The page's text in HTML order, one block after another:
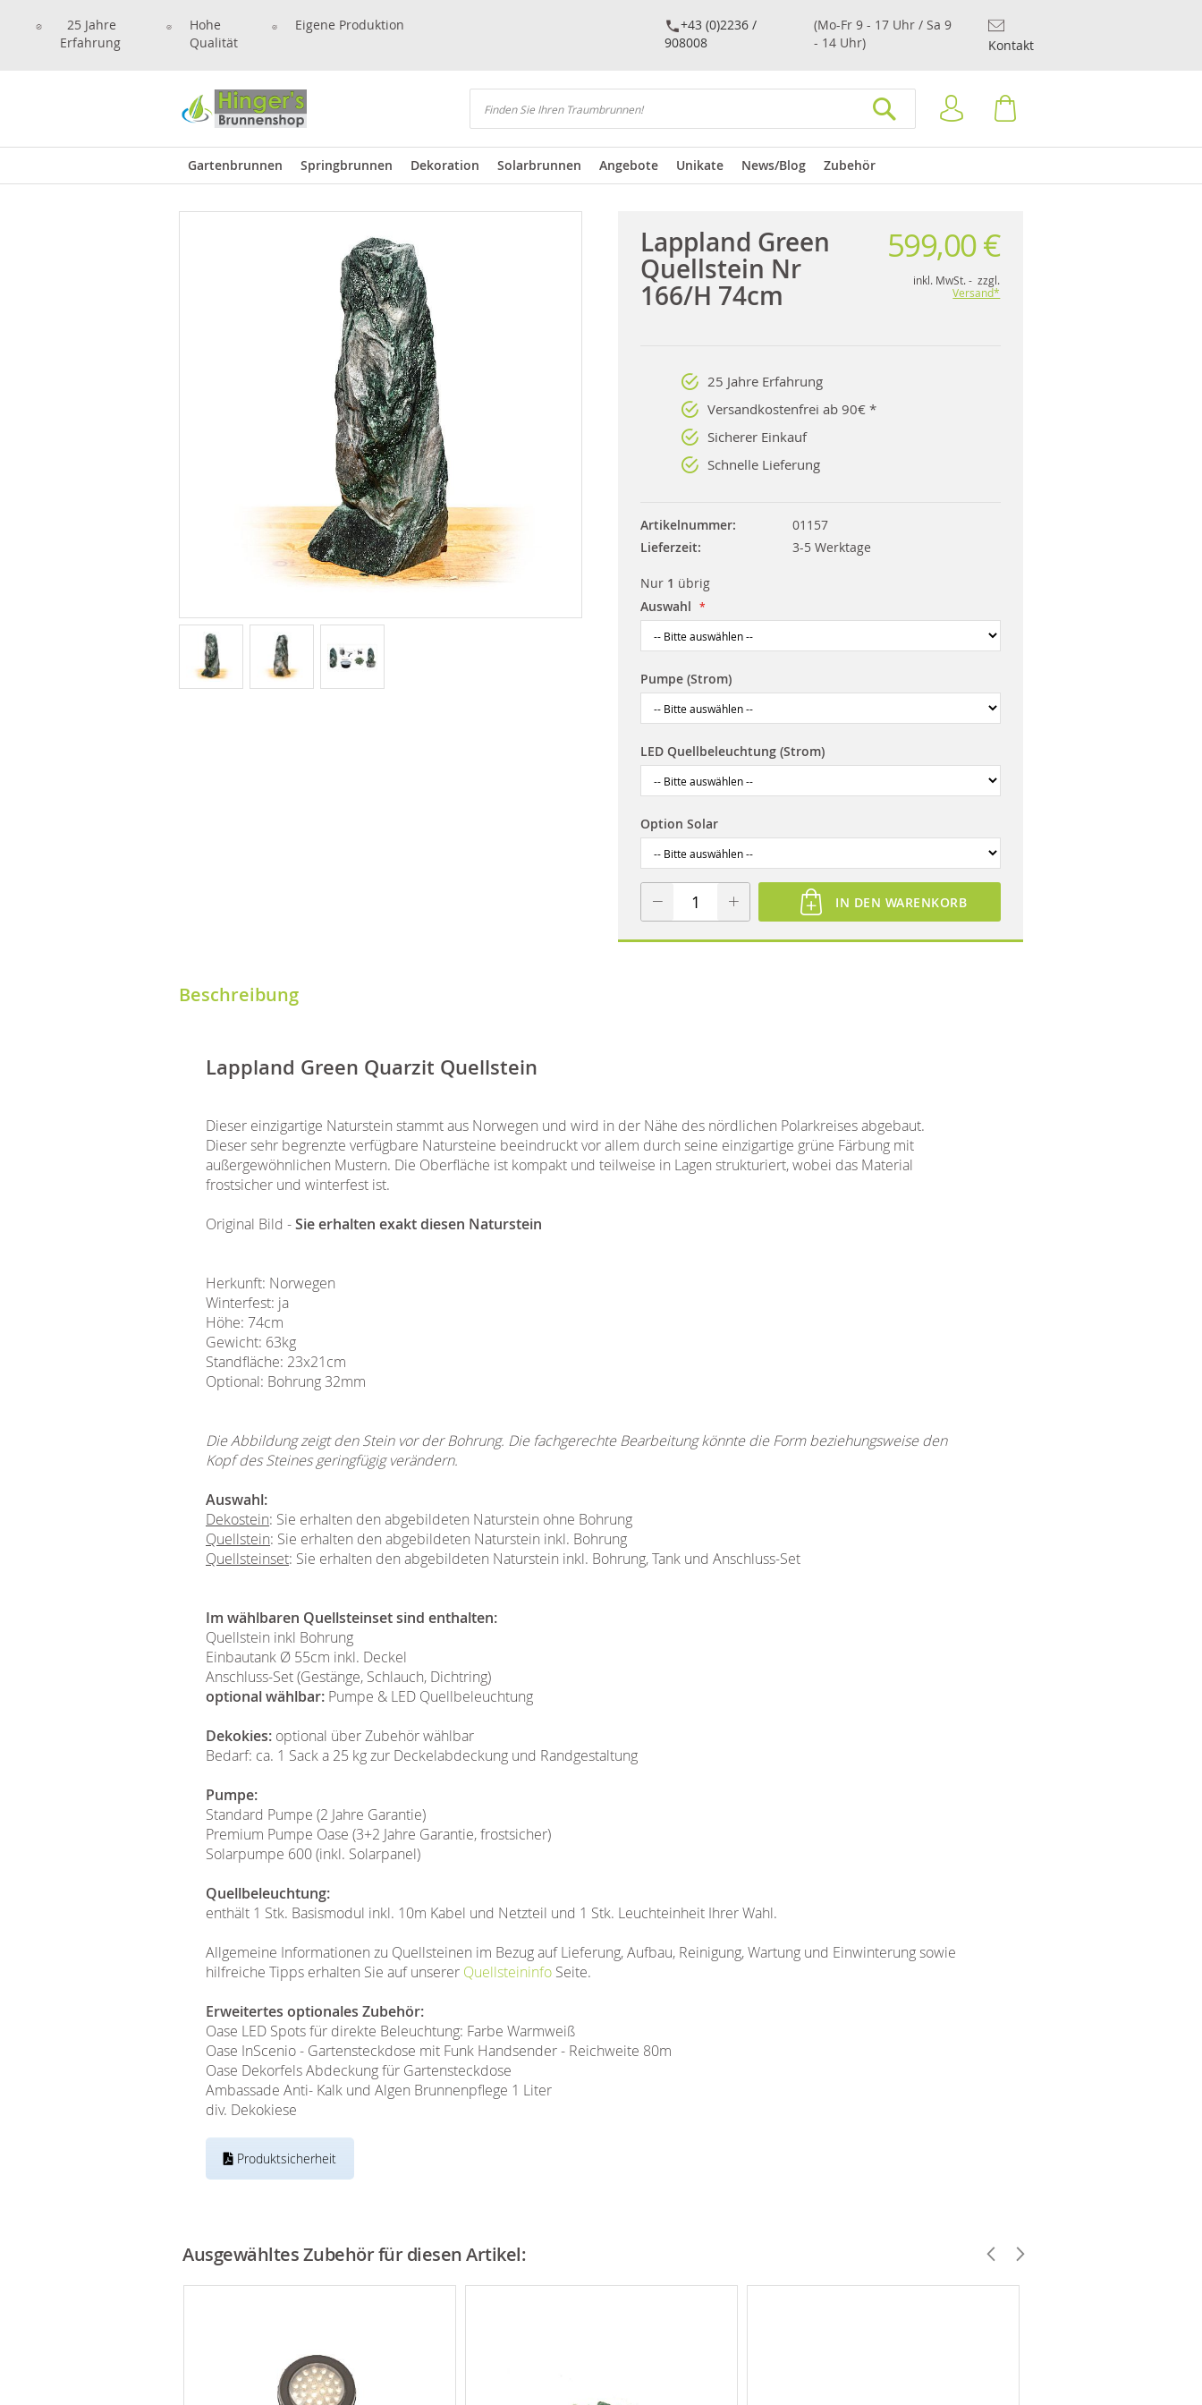
25 Jahre
Erfahrung
Hohe
Qualität
Eigene Produktion
+43 (0)2236 /
908008
(Mo-Fr 9 - 17 Uhr / Sa 9
- 14 Uhr)
Kontakt
Suchen
Anmelden
Gartenbrunnen Springbrunnen Dekoration Solarbrunnen Angebote Unikate News/Blog Zubehör
Lappland Green
Quellstein Nr
166/H 74cm
599,00 €
inkl. MwSt. - zzgl.
Versand*
25 Jahre Erfahrung
Versandkostenfrei ab 90€ *
Sicherer Einkauf
Schnelle Lieferung
Artikelnummer
01157
Lieferzeit
3-5 Werktage
Nur 1 übrig
Auswahl
Pumpe (Strom)
LED Quellbeleuchtung (Strom)
Option Solar
IN DEN WARENKORB
Beschreibung
Lappland Green Quarzit Quellstein
Dieser einzigartige Naturstein stammt aus Norwegen und wird in der Nähe des nördlichen Polarkreises abgebaut.
Dieser sehr begrenzte verfügbare Natursteine beeindruckt vor allem durch seine einzigartige grüne Färbung mit
außergewöhnlichen Mustern. Die Oberfläche ist kompakt und teilweise in Lagen strukturiert, wobei das Material
frostsicher und winterfest ist.
Original Bild -Sie erhalten exakt diesen Naturstein
Herkunft: Norwegen
Winterfest: ja
Höhe: 74cm
Gewicht: 63kg
Standfläche: 23x21cm
Optional: Bohrung 32mm
Die Abbildung zeigt den Stein vor der Bohrung. Die fachgerechte Bearbeitung könnte die Form beziehungsweise den
Kopf des Steines geringfügig verändern.
Auswahl:
Dekostein: Sie erhalten den abgebildeten Naturstein ohne Bohrung
Quellstein: Sie erhalten den abgebildeten Naturstein inkl. Bohrung
Quellsteinset: Sie erhalten den abgebildeten Naturstein inkl. Bohrung, Tank und Anschluss-Set
Im wählbaren Quellsteinset sind enthalten:
Quellstein inkl Bohrung
Einbautank Ø 55cm inkl. Deckel
Anschluss-Set (Gestänge, Schlauch, Dichtring)
optional wählbar: Pumpe & LED Quellbeleuchtung
Dekokies: optional über Zubehör wählbar
Bedarf: ca. 1 Sack a 25 kg zur Deckelabdeckung und Randgestaltung
Pumpe:
Standard Pumpe (2 Jahre Garantie)
Premium Pumpe Oase (3+2 Jahre Garantie, frostsicher)
Solarpumpe 600 (inkl. Solarpanel)
Quellbeleuchtung:
enthält 1 Stk. Basismodul inkl. 10m Kabel und Netzteil und 1 Stk. Leuchteinheit Ihrer Wahl.
Allgemeine Informationen zu Quellsteinen im Bezug auf Lieferung, Aufbau, Reinigung, Wartung und Einwinterung sowie
hilfreiche Tipps erhalten Sie auf unserer Quellsteininfo Seite.
Erweitertes optionales Zubehör:
Oase LED Spots für direkte Beleuchtung: Farbe Warmweiß
Oase InScenio - Gartensteckdose mit Funk Handsender - Reichweite 80m
Oase Dekorfels Abdeckung für Gartensteckdose
Ambassade Anti- Kalk und Algen Brunnenpflege 1 Liter
div. Dekokiese
Produktsicherheit
Ausgewähltes Zubehör für diesen Artikel: